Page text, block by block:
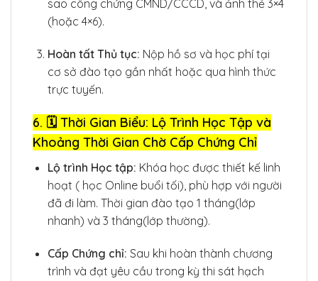
sao công chứng CMND/CCCD, và ảnh thẻ 3×4
(hoặc 4×6).
Hoàn tất Thủ tục: Nộp hồ sơ và học phí tại
cơ sở đào tạo gần nhất hoặc qua hình thức
trực tuyến.
6. 🗓️ Thời Gian Biểu: Lộ Trình Học Tập và
Khoảng Thời Gian Chờ Cấp Chứng Chỉ
Lộ trình Học tập: Khóa học được thiết kế linh
hoạt ( học Online buổi tối), phù hợp với người
đã đi làm. Thời gian đào tạo 1 tháng(lớp
nhanh) và 3 tháng(lớp thường).
Cấp Chứng chỉ: Sau khi hoàn thành chương
trình và đạt yêu cầu trong kỳ thi sát hạch